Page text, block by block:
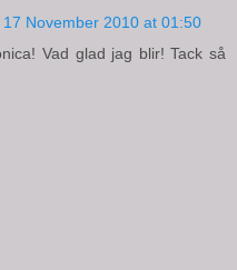
17 November 2010 at 01:50
Vad glad jag blir! Tack så